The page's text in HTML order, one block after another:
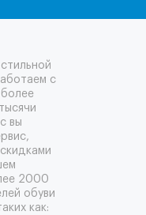
с
вы
2000
обуви
как: